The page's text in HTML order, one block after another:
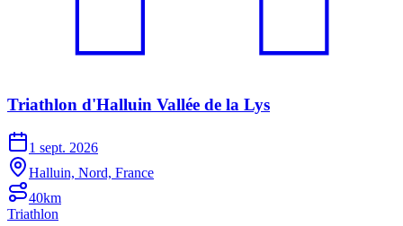
Triathlon d'Halluin Vallée de la Lys
1 sept. 2026
Halluin, Nord, France
40km
Triathlon